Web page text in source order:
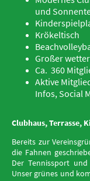
und
Krökeltisch
Großer
Ca. 360
Aktive
Infos, Social
Clubhaus, Terrasse,
Bereits zur
die Fahnen
Der Tennissport
Unser grünes und